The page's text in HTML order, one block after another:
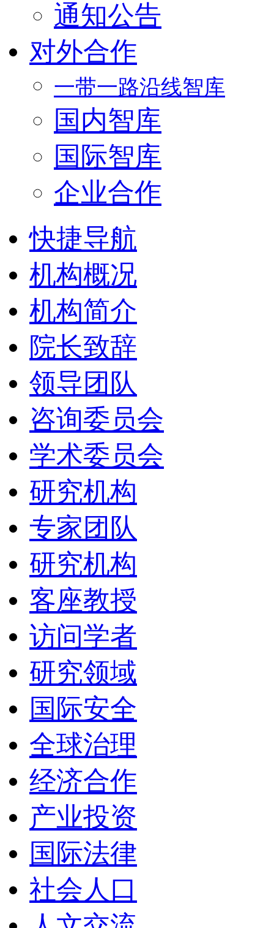
通知公告
对外合作
一带一路沿线智库
国内智库
国际智库
企业合作
快捷导航
机构概况
机构简介
院长致辞
领导团队
咨询委员会
学术委员会
研究机构
专家团队
研究机构
客座教授
访问学者
研究领域
国际安全
全球治理
经济合作
产业投资
国际法律
社会人口